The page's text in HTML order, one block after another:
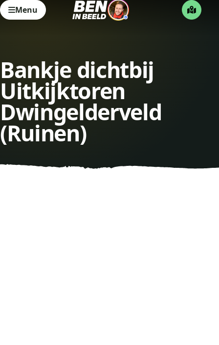
Menu
Bankje dichtbij
Uitkijktoren
Dwingelderveld
(Ruinen)